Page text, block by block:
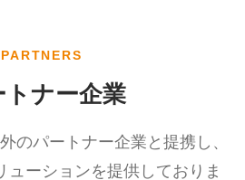
PARTNERS
トナー企業
のパートナー企業と提携し、
ューションを提供しておりま